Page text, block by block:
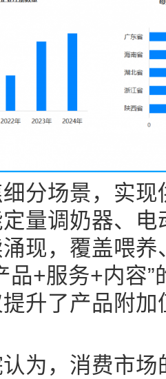
分场景，实
量调奶器、
现，覆盖喂
品+服务+内容
升了产品附
为，消费市